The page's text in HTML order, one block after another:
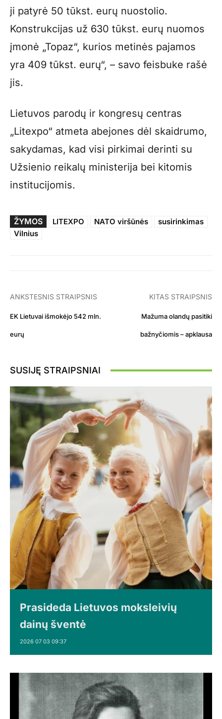
ji patyrė 50 tūkst. eurų nuostolio.
Konstrukcijas už 630 tūkst. eurų nuomos
įmonė „Topaz“, kurios metinės pajamos
yra 409 tūkst. eurų“, – savo feisbuke rašė
jis.
Lietuvos parodų ir kongresų centras
„Litexpo“ atmeta abejones dėl skaidrumo,
sakydamas, kad visi pirkimai derinti su
Užsienio reikalų ministerija bei kitomis
institucijomis.
ŽYMOS LITEXPO NATO viršūnės
susirinkimas
Vilnius
ANKSTESNIS STRAIPSNIS
EK Lietuvai išmokėjo 542 mln.
eurų
KITAS STRAIPSNIS
Mažuma olandų pasitiki
bažnyčiomis – apklausa
SUSIJĘ STRAIPSNIAI
Prasideda Lietuvos moksleivių
dainų šventė
2026 07 03 09:37